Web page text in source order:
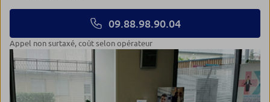
09.88.98.90.04
appel non surtaxé, coût selon opérateur